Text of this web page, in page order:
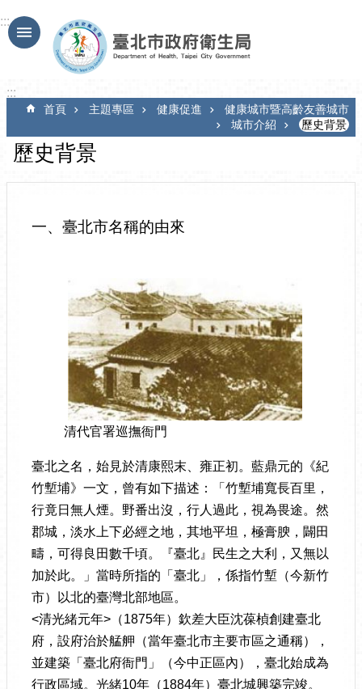
跳到主要內容區塊
:::
:::
首頁 主題專區 健康促進
健康城市暨高齡友善城市
城市介紹
歷史背景
歷史背景
一、臺北市名稱的由來
清代官署巡撫衙門
臺北之名，始見於清康熙末、雍正初。藍鼎元的《紀
竹塹埔》一文，曾有如下描述：「竹塹埔寬長百里，
行竟日無人煙。野番出沒，行人過此，視為畏途。然
郡城，淡水上下必經之地，其地平坦，極膏腴，闢田
疇，可得良田數千頃。『臺北』民生之大利，又無以
加於此。」當時所指的「臺北」，係指竹塹（今新竹
市）以北的臺灣北部地區。
<清光緒元年>（1875年）欽差大臣沈葆楨創建臺北
府，設府治於艋舺（當年臺北市主要市區之通稱），
並建築「臺北府衙門」（今中正區內），臺北始成為
行政區域。光緒10年（1884年）臺北城興築完竣。